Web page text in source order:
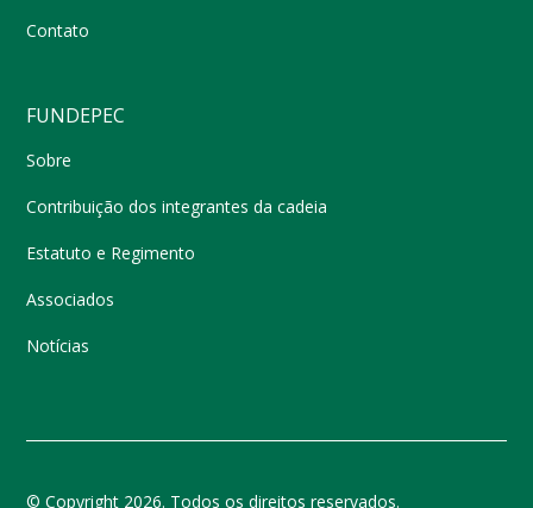
Contato
FUNDEPEC
Sobre
Contribuição dos integrantes da cadeia
Estatuto e Regimento
Associados
Notícias
© Copyright 2026. Todos os direitos reservados.